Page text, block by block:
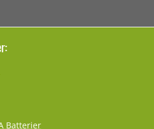
Batterier